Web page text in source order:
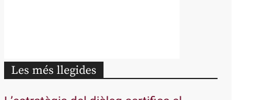
Les més llegides